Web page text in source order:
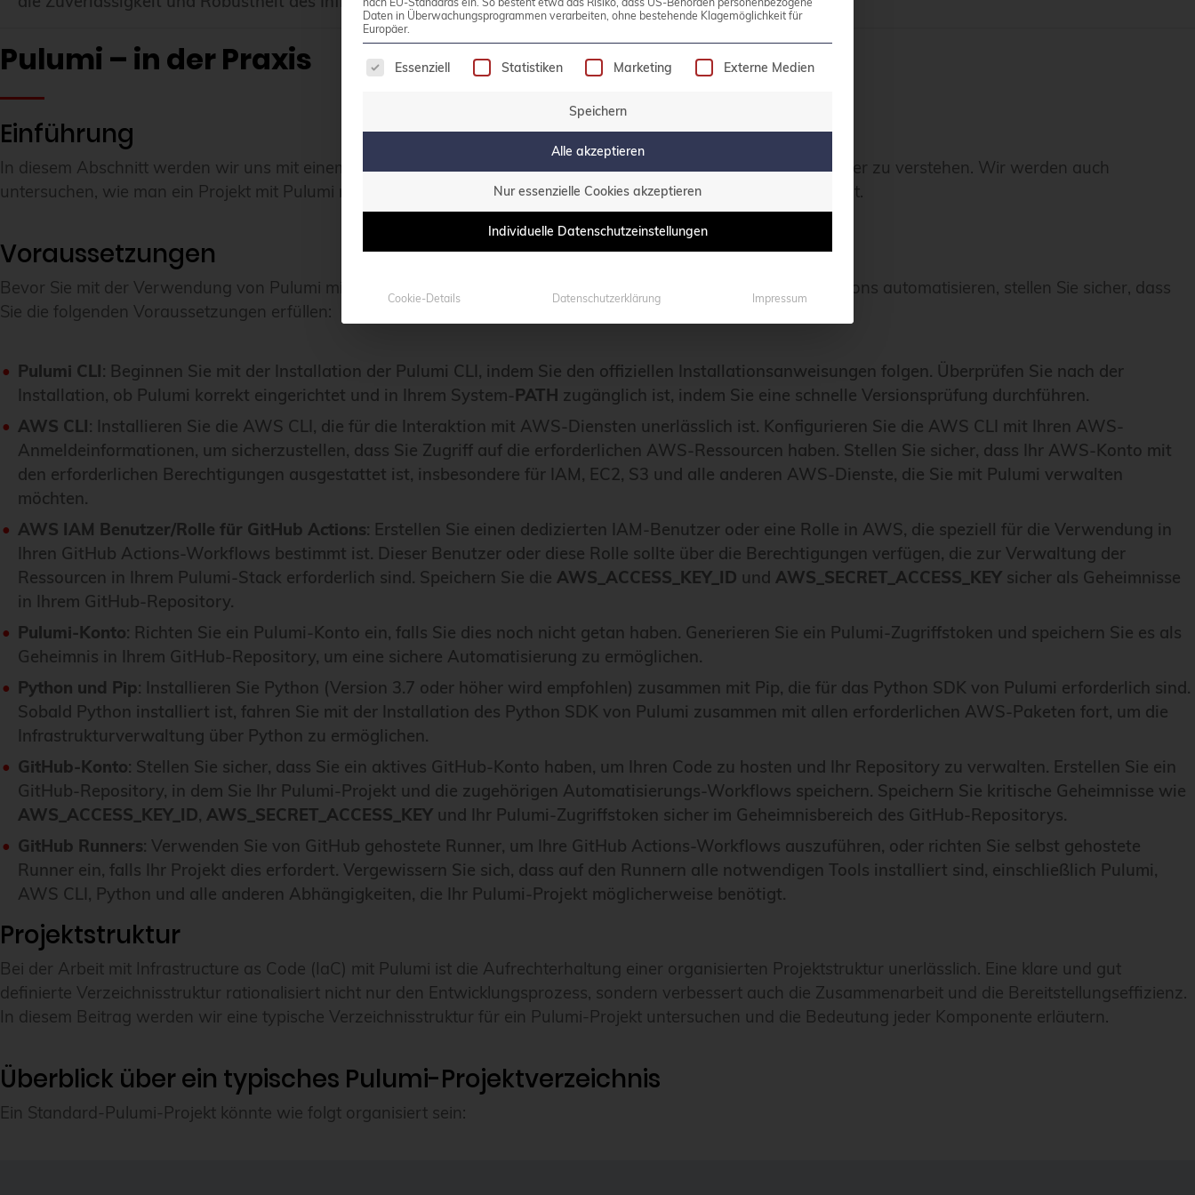
Pulumi – in der Praxis
Einführung
In diesem Abschnitt werden wir uns mit einem praktischen Beispiel befassen, um die Fähigkeiten von Pulumi besser zu verstehen. Wir werden auch
untersuchen, wie man ein Projekt mit Pulumi mit AWS einrichtet und es mit GitHub Actions für CI/CD automatisiert.
Voraussetzungen
Bevor Sie mit der Verwendung von Pulumi mit AWS beginnen und Ihre Infrastrukturverwaltung über GitHub Actions automatisieren, stellen Sie sicher, dass
Sie die folgenden Voraussetzungen erfüllen:
Pulumi CLI: Beginnen Sie mit der Installation der Pulumi CLI, indem Sie den offiziellen Installationsanweisungen folgen. Überprüfen Sie nach der
Installation, ob Pulumi korrekt eingerichtet und in Ihrem System-PATH zugänglich ist, indem Sie eine schnelle Versionsprüfung durchführen.
AWS CLI: Installieren Sie die AWS CLI, die für die Interaktion mit AWS-Diensten unerlässlich ist. Konfigurieren Sie die AWS CLI mit Ihren AWS-
Anmeldeinformationen, um sicherzustellen, dass Sie Zugriff auf die erforderlichen AWS-Ressourcen haben. Stellen Sie sicher, dass Ihr AWS-Konto mit
den erforderlichen Berechtigungen ausgestattet ist, insbesondere für IAM, EC2, S3 und alle anderen AWS-Dienste, die Sie mit Pulumi verwalten
möchten.
AWS IAM Benutzer/Rolle für GitHub Actions: Erstellen Sie einen dedizierten IAM-Benutzer oder eine Rolle in AWS, die speziell für die Verwendung in
Ihren GitHub Actions-Workflows bestimmt ist. Dieser Benutzer oder diese Rolle sollte über die Berechtigungen verfügen, die zur Verwaltung der
Ressourcen in Ihrem Pulumi-Stack erforderlich sind. Speichern Sie die AWS_ACCESS_KEY_ID und AWS_SECRET_ACCESS_KEY sicher als Geheimnisse
in Ihrem GitHub-Repository.
Pulumi-Konto: Richten Sie ein Pulumi-Konto ein, falls Sie dies noch nicht getan haben. Generieren Sie ein Pulumi-Zugriffstoken und speichern Sie es als
Geheimnis in Ihrem GitHub-Repository, um eine sichere Automatisierung zu ermöglichen.
Python und Pip: Installieren Sie Python (Version 3.7 oder höher wird empfohlen) zusammen mit Pip, die für das Python SDK von Pulumi erforderlich sind.
Sobald Python installiert ist, fahren Sie mit der Installation des Python SDK von Pulumi zusammen mit allen erforderlichen AWS-Paketen fort, um die
Infrastrukturverwaltung über Python zu ermöglichen.
GitHub-Konto: Stellen Sie sicher, dass Sie ein aktives GitHub-Konto haben, um Ihren Code zu hosten und Ihr Repository zu verwalten. Erstellen Sie ein
GitHub-Repository, in dem Sie Ihr Pulumi-Projekt und die zugehörigen Automatisierungs-Workflows speichern. Speichern Sie kritische Geheimnisse wie
AWS_ACCESS_KEY_ID, AWS_SECRET_ACCESS_KEY und Ihr Pulumi-Zugriffstoken sicher im Geheimnisbereich des GitHub-Repositorys.
GitHub Runners: Verwenden Sie von GitHub gehostete Runner, um Ihre GitHub Actions-Workflows auszuführen, oder richten Sie selbst gehostete
Runner ein, falls Ihr Projekt dies erfordert. Vergewissern Sie sich, dass auf den Runnern alle notwendigen Tools installiert sind, einschließlich Pulumi,
AWS CLI, Python und alle anderen Abhängigkeiten, die Ihr Pulumi-Projekt möglicherweise benötigt.
Projektstruktur
Bei der Arbeit mit Infrastructure as Code (IaC) mit Pulumi ist die Aufrechterhaltung einer organisierten Projektstruktur unerlässlich. Eine klare und gut
definierte Verzeichnisstruktur rationalisiert nicht nur den Entwicklungsprozess, sondern verbessert auch die Zusammenarbeit und die Bereitstellungseffizienz.
In diesem Beitrag werden wir eine typische Verzeichnisstruktur für ein Pulumi-Projekt untersuchen und die Bedeutung jeder Komponente erläutern.
Überblick über ein typisches Pulumi-Projektverzeichnis
Ein Standard-Pulumi-Projekt könnte wie folgt organisiert sein:
Daten in Überwachungsprogrammen verarbeiten, ohne bestehende Klagemöglichkeit für
Europäer.
Es folgt eine Liste der Service-Gruppen, für die eine Einwilligung erteilt werden kann. Die erste Service-
Essenziell Statistiken Marketing Externe Medien
Speichern
Alle akzeptieren
Nur essenzielle Cookies akzeptieren
Individuelle Datenschutzeinstellungen
Cookie-Details Datenschutzerklärung Impressum